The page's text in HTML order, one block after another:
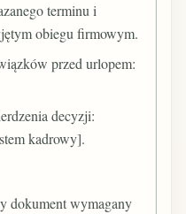
terminu i
obiegu firmowym.
przed urlopem:
decyzji:
kadrowy].
dokument wymagany